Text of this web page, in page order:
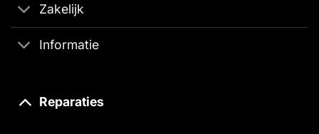
Zakelijk
Informatie
Reparaties